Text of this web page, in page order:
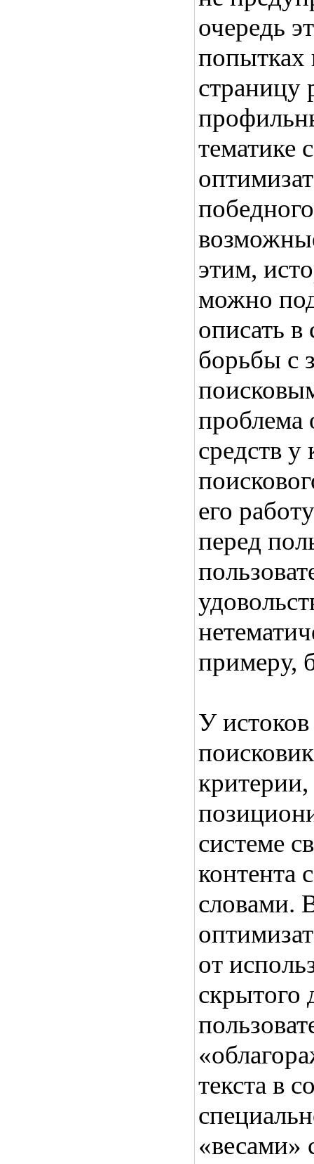
очередь
попытках
страницу
тематике
этим,
можно
описать в
борьбы с
проблема
средств у
его
перед
примеру,
У
системе
контента
словами.
от
скрытого
текста в
«весами»